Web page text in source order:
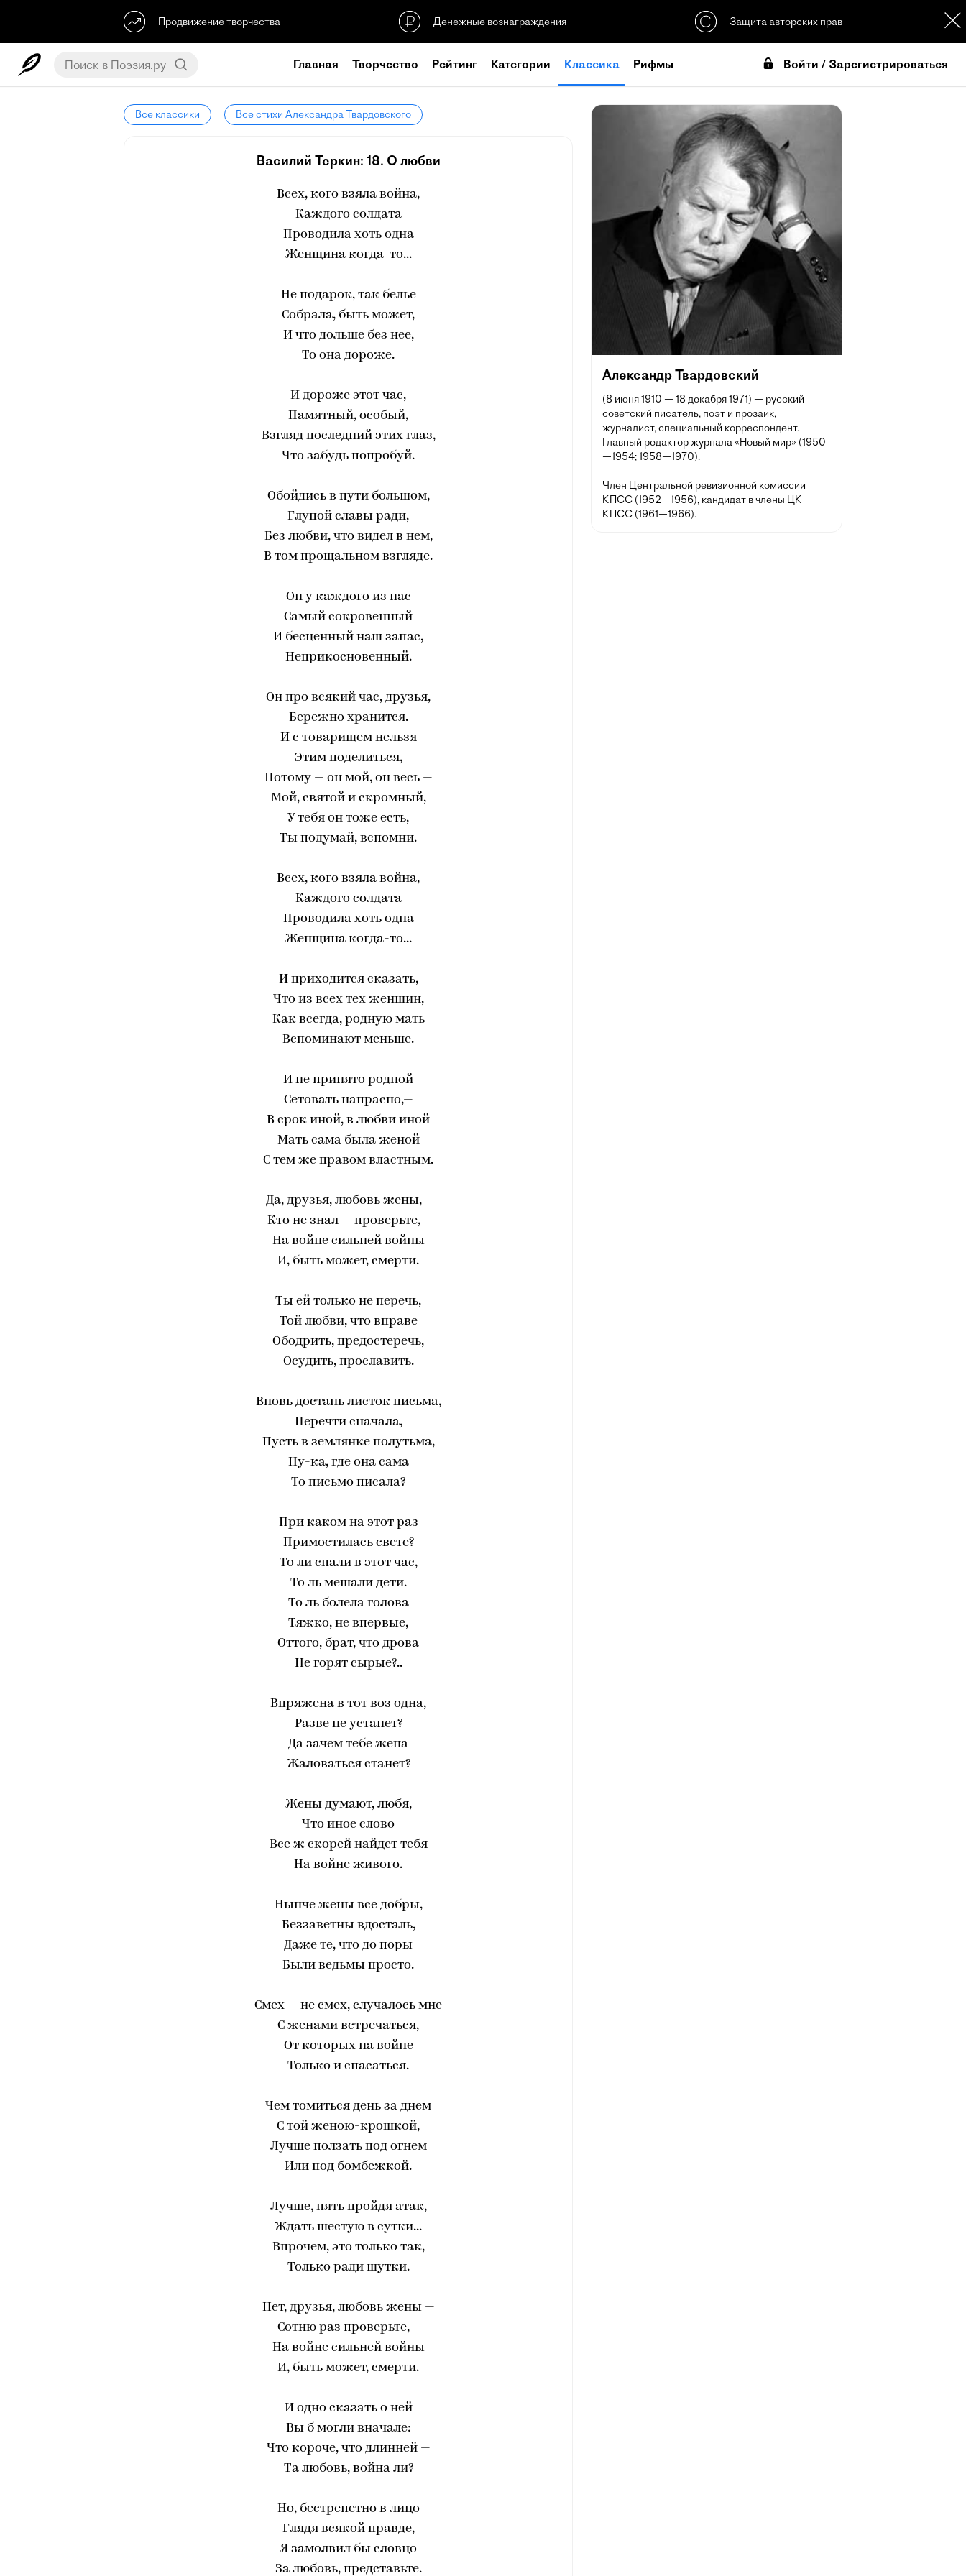
Продвижение творчества Денежные вознаграждения Защита авторских прав
Главная Творчество Рейтинг Категории Классика Рифмы Войти / Зарегистрироваться
Все классики Все стихи Александра Твардовского
Василий Теркин: 18. О любви
Всех, кого взяла война,
Каждого солдата
Проводила хоть одна
Женщина когда-то...
Не подарок, так белье
Собрала, быть может,
И что дольше без нее,
То она дороже.
И дороже этот час,
Памятный, особый,
Взгляд последний этих глаз,
Что забудь попробуй.
Обойдись в пути большом,
Глупой славы ради,
Без любви, что видел в нем,
В том прощальном взгляде.
Он у каждого из нас
Самый сокровенный
И бесценный наш запас,
Неприкосновенный.
Он про всякий час, друзья,
Бережно хранится.
И с товарищем нельзя
Этим поделиться,
Потому — он мой, он весь —
Мой, святой и скромный,
У тебя он тоже есть,
Ты подумай, вспомни.
Всех, кого взяла война,
Каждого солдата
Проводила хоть одна
Женщина когда-то...
И приходится сказать,
Что из всех тех женщин,
Как всегда, родную мать
Вспоминают меньше.
И не принято родной
Сетовать напрасно,—
В срок иной, в любви иной
Мать сама была женой
С тем же правом властным.
Да, друзья, любовь жены,—
Кто не знал — проверьте,—
На войне сильней войны
И, быть может, смерти.
Ты ей только не перечь,
Той любви, что вправе
Ободрить, предостеречь,
Осудить, прославить.
Вновь достань листок письма,
Перечти сначала,
Пусть в землянке полутьма,
Ну-ка, где она сама
То письмо писала?
При каком на этот раз
Примостилась свете?
То ли спали в этот час,
То ль мешали дети.
То ль болела голова
Тяжко, не впервые,
Оттого, брат, что дрова
Не горят сырые?..
Впряжена в тот воз одна,
Разве не устанет?
Да зачем тебе жена
Жаловаться станет?
Жены думают, любя,
Что иное слово
Все ж скорей найдет тебя
На войне живого.
Нынче жены все добры,
Беззаветны вдосталь,
Даже те, что до поры
Были ведьмы просто.
Смех — не смех, случалось мне
С женами встречаться,
От которых на войне
Только и спасаться.
Чем томиться день за днем
С той женою-крошкой,
Лучше ползать под огнем
Или под бомбежкой.
Лучше, пять пройдя атак,
Ждать шестую в сутки...
Впрочем, это только так,
Только ради шутки.
Нет, друзья, любовь жены —
Сотню раз проверьте,—
На войне сильней войны
И, быть может, смерти.
И одно сказать о ней
Вы б могли вначале:
Что короче, что длинней —
Та любовь, война ли?
Но, бестрепетно в лицо
Глядя всякой правде,
Я замолвил бы словцо
За любовь, представьте.
Александр Твардовский
(8 июня 1910 — 18 декабря 1971) — русский
советский писатель, поэт и прозаик,
журналист, специальный корреспондент.
Главный редактор журнала «Новый мир» (1950
—1954; 1958—1970).
Член Центральной ревизионной комиссии
КПСС (1952—1956), кандидат в члены ЦК
КПСС (1961—1966).